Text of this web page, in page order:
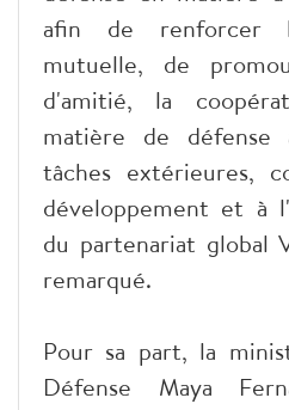
afin de renforcer
mutuelle, de
d'amitié, la
matière de défense
tâches extérieures,
développement et à
du partenariat global
remarqué.
Pour sa part, la
Défense Maya